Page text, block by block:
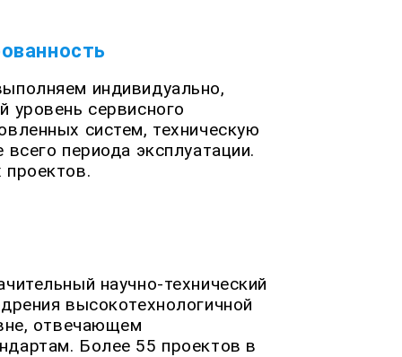
индивидуально,
уровень сервисного
систем, техническую
периода эксплуатации.
научно-технический
высокотехнологичной
отвечающем
Более 55 проектов в